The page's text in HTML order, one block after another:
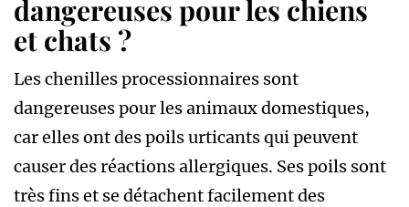
dangereuses pour les chiens
et chats ?
Les chenilles processionnaires sont
dangereuses pour les animaux domestiques,
car elles ont des poils urticants qui peuvent
causer des réactions allergiques. Ses poils sont
très fins et se détachent facilement des